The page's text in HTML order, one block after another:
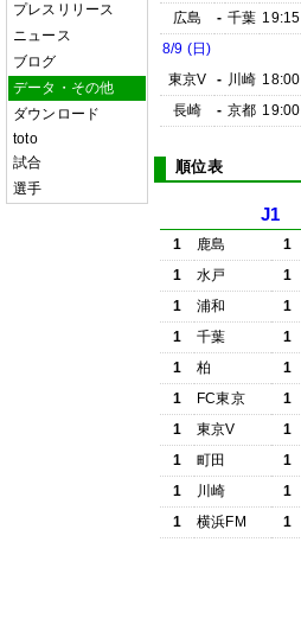
プレスリリース
ニュース
ブログ
データ・その他
ダウンロード
toto
試合
選手
広島
- 千葉 19:15
8/9 (日)
東京V
- 川崎 18:00
長崎
- 京都 19:00
順位表
J1
1 鹿島 1
1
水戸 1
1
浦和 1
1
千葉 1
1
柏 1
1
FC東京 1
1
東京V 1
1
町田 1
1
川崎 1
1
横浜FM 1